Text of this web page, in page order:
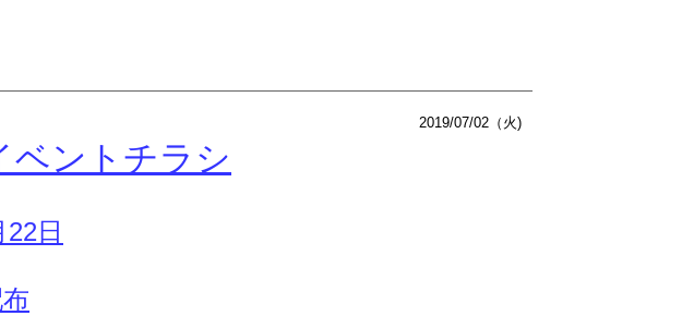
2019/07/02（火)
ベントチラシ
日